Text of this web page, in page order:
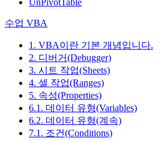
UnPivotTable
수업 VBA
1. VBA이란 기본 개념입니다.
2. 디버거(Debugger)
3. 시트 작업(Sheets)
4. 셀 작업(Ranges)
5. 속성(Properties)
6.1. 데이터 유형(Variables)
6.2. 데이터 유형(계속)
7.1. 조건(Conditions)